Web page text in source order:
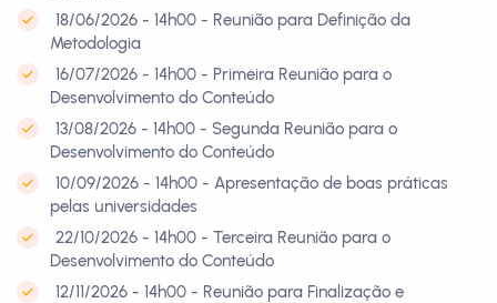
18/06/2026 - 14h00 - Reunião para Definição da
Metodologia
16/07/2026 - 14h00 - Primeira Reunião para o
Desenvolvimento do Conteúdo
13/08/2026 - 14h00 - Segunda Reunião para o
Desenvolvimento do Conteúdo
10/09/2026 - 14h00 - Apresentação de boas práticas
pelas universidades
22/10/2026 - 14h00 - Terceira Reunião para o
Desenvolvimento do Conteúdo
12/11/2026 - 14h00 - Reunião para Finalização e